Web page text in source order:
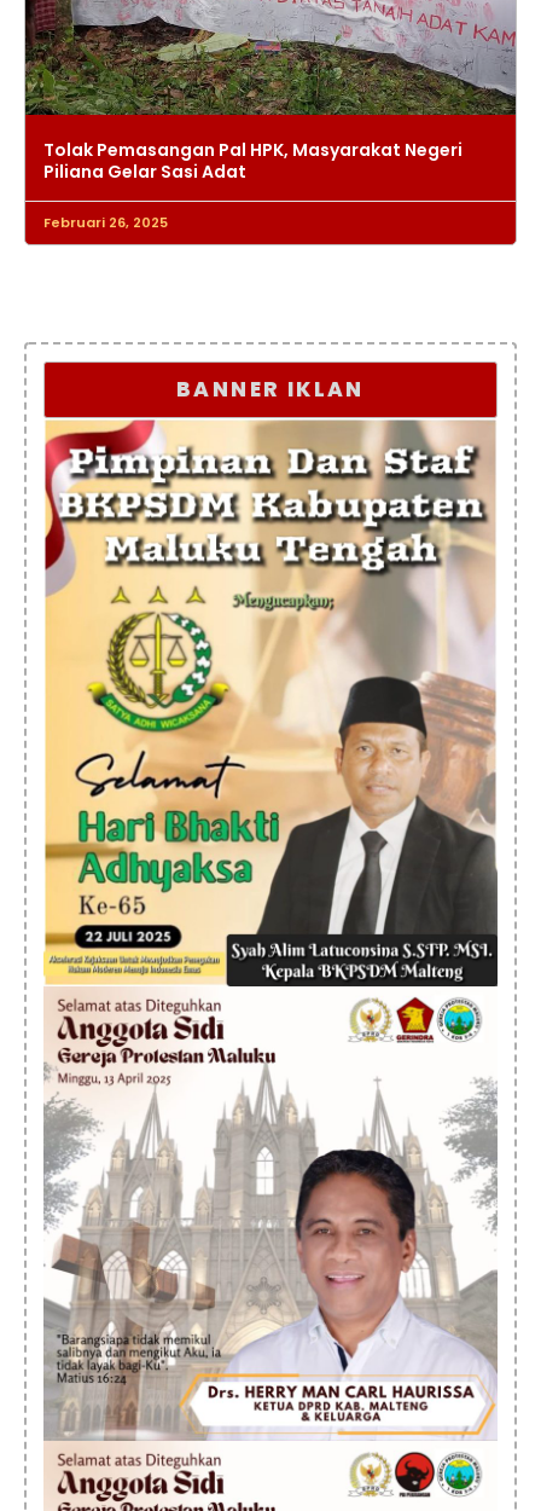
Tolak Pemasangan Pal HPK, Masyarakat Negeri
Piliana Gelar Sasi Adat
Februari 26, 2025
BANNER IKLAN